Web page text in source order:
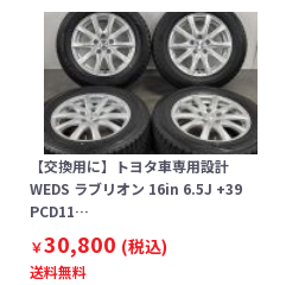
【交換用に】トヨタ車専用設計
WEDS ラブリオン 16in 6.5J +39
PCD11…
￥30,800 (税込)
送料無料